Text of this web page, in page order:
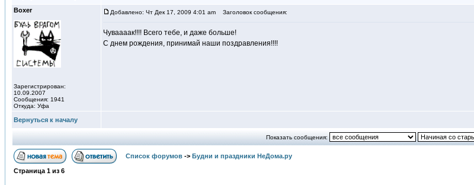
Boxer
Зарегистрирован:
10.09.2007
Сообщения: 1941
Откуда: Уфа
Добавлено: Чт Дек 17, 2009 4:01 am Заголовок сообщения:
Чуваааак!!!! Всего тебе, и даже больше!
С днем рождения, принимай наши поздравления!!!!
Вернуться к началу
Показать сообщения:
Список форумов -> Будни и праздники НеДома.ру
Страница 1 из 6